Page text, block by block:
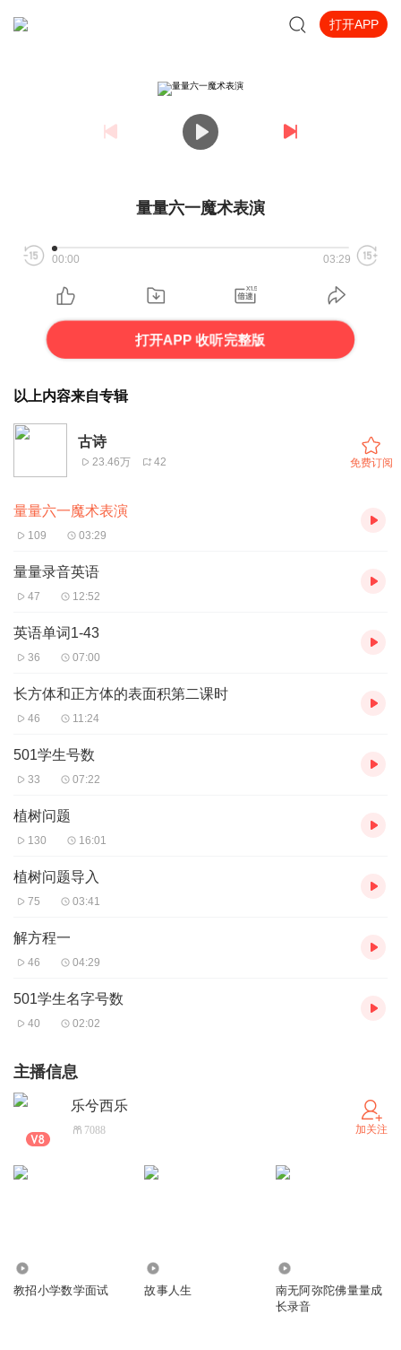
打开APP
量量六一魔术表演
00:00 03:29
打开APP 收听完整版
以上内容来自专辑
古诗
23.46万 42 免费订阅
量量六一魔术表演
109 03:29
量量录音英语
47 12:52
英语单词1-43
36 07:00
长方体和正方体的表面积第二课时
46 11:24
501学生号数
33 07:22
植树问题
130 16:01
植树问题导入
75 03:41
解方程一
46 04:29
501学生名字号数
40 02:02
主播信息
乐兮西乐
7088 加关注
教招小学数学面试 故事人生
南无阿弥陀佛量量成
长录音